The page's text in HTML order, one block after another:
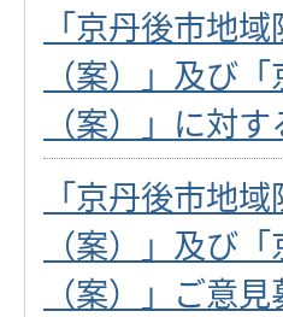
「京丹後市地
（案）」及び
（案）」に対
「京丹後市地
（案）」及び
（案）」ご意